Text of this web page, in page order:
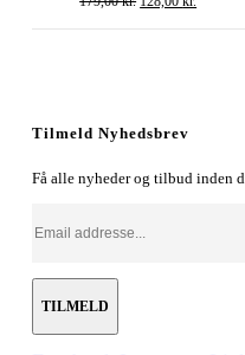
Tilmeld Nyhedsbrev
Få alle nyheder og tilbud inden